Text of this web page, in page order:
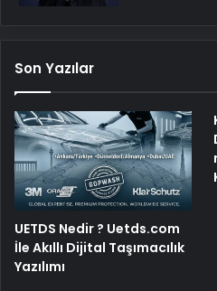
Son Yazılar
UETDS Nedir ? Uetds.com
İle Akıllı Dijital Taşımacılık
Yazılımı